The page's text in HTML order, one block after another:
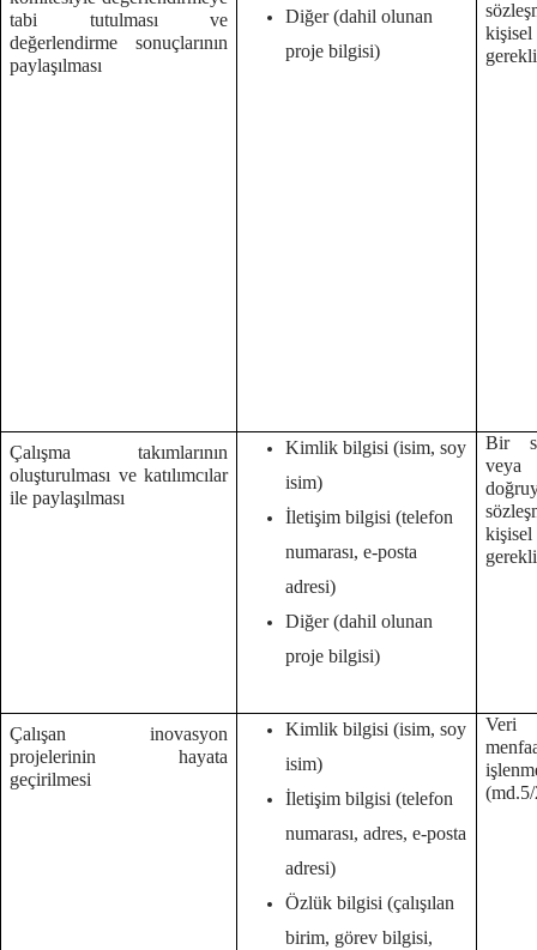
tabi tutulması ve
değerlendirme sonuçlarının
paylaşılması
Diğer (dahil olunan
proje bilgisi)
Çalışma takımlarının
oluşturulması ve katılımcılar
ile paylaşılması
Kimlik bilgisi (isim, soy
isim)
İletişim bilgisi (telefon
numarası, e-posta
adresi)
Diğer (dahil olunan
proje bilgisi)
Bir
veya
Çalışan inovasyon
projelerinin hayata
geçirilmesi
Kimlik bilgisi (isim, soy
isim)
İletişim bilgisi (telefon
numarası, adres, e-posta
adresi)
Özlük bilgisi (çalışılan
birim, görev bilgisi,
Veri